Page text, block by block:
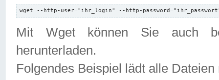
wget --http-user="ihr_login" --http-
Mit Wget können Sie auch
herunterladen.
Folgendes Beispiel lädt alle